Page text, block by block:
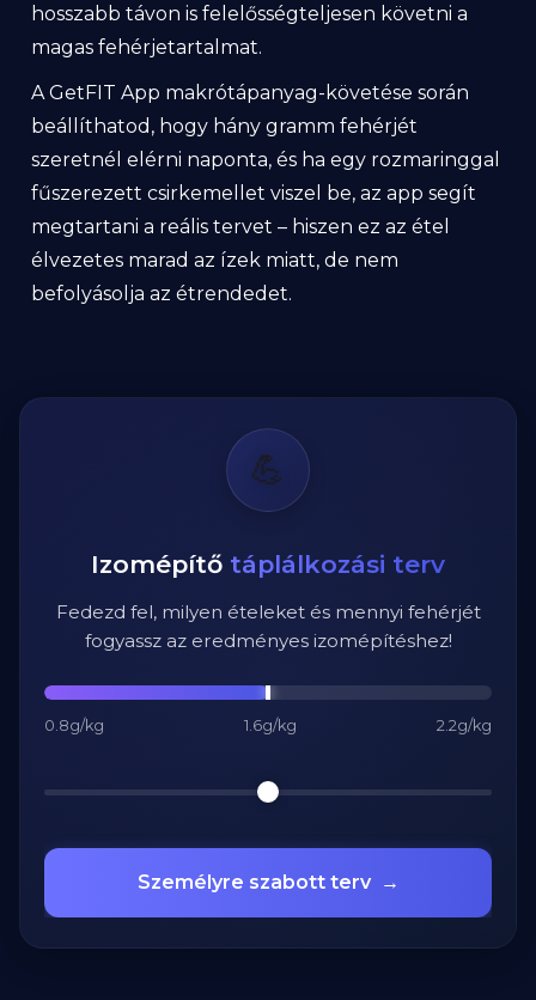
hosszabb távon is felelősségteljesen követni a
magas fehérjetartalmat.
A GetFIT App makrótápanyag-követése során
beállíthatod, hogy hány gramm fehérjét
szeretnél elérni naponta, és ha egy rozmaringgal
fűszerezett csirkemellet viszel be, az app segít
megtartani a reális tervet – hiszen ez az étel
élvezetes marad az ízek miatt, de nem
befolyásolja az étrendedet.
💪
Izomépítő táplálkozási terv
Fedezd fel, milyen ételeket és mennyi fehérjét
fogyassz az eredményes izomépítéshez!
0.8g/kg 1.6g/kg 2.2g/kg
Személyre szabott terv →